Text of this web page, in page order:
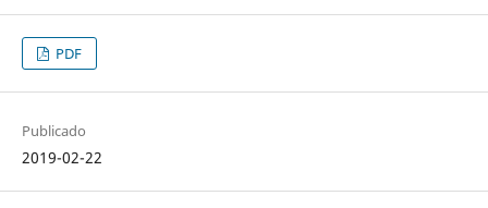
PDF
Publicado
2019-02-22